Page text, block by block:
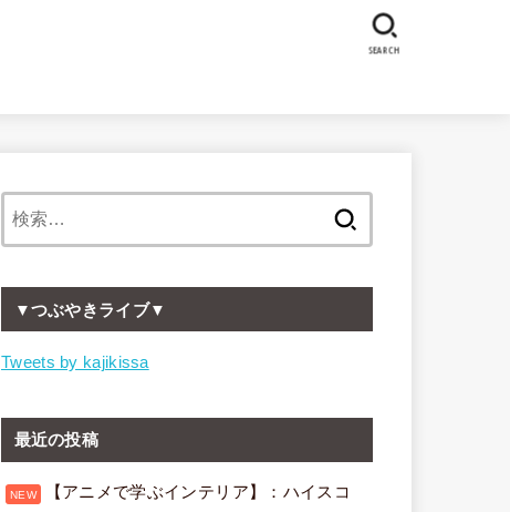
SEARCH
▼つぶやきライブ▼
Tweets by kajikissa
最近の投稿
【アニメで学ぶインテリア】：ハイスコ